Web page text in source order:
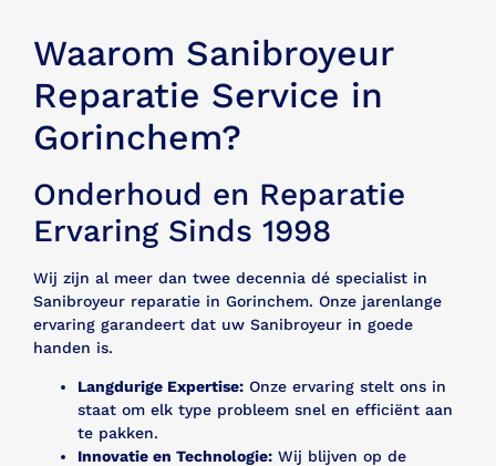
Waarom Sanibroyeur
Reparatie Service in
Gorinchem?
Onderhoud en Reparatie
Ervaring Sinds 1998
Wij zijn al meer dan twee decennia dé specialist in
Sanibroyeur reparatie in Gorinchem. Onze jarenlange
ervaring garandeert dat uw Sanibroyeur in goede
handen is.
Langdurige Expertise: Onze ervaring stelt ons in
staat om elk type probleem snel en efficiënt aan
te pakken.
Innovatie en Technologie: Wij blijven op de